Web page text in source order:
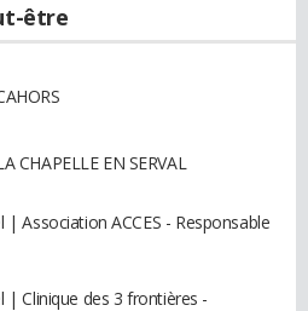
être
CHAPELLE EN SERVAL
Association ACCES - Responsable
| Clinique des 3 frontières -